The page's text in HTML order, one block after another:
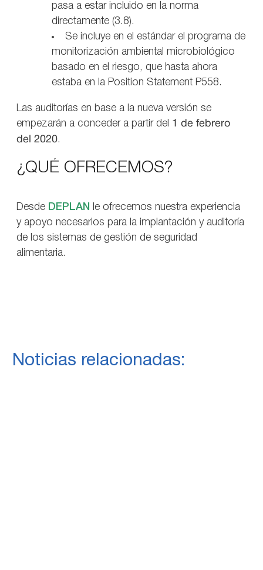
pasa a estar incluido en la norma
directamente (3.8).
Se incluye en el estándar el programa de
monitorización ambiental microbiológico
basado en el riesgo, que hasta ahora
estaba en la Position Statement P558.
Las auditorías en base a la nueva versión se
empezarán a conceder a partir del 1 de febrero
del 2020.
¿QUÉ OFRECEMOS?
Desde DEPLAN
le ofrecemos nuestra experiencia
y apoyo necesarios para la implantación y auditoría
de los sistemas de gestión de seguridad
alimentaria.
Noticias relacionadas: